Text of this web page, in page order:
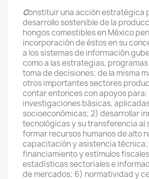
Constituir una acción estratégica
desarrollo sostenible de la
hongos comestibles en México
incorporación de éstos en su
a los sistemas de información
como a las estrategias,
toma de decisiones; de la misma
otros importantes sectores
contar entonces con apoyos para:
investigaciones básicas,
socioeconómicas; 2) desarrollar
tecnológicas y su transferencia al
formar recursos humanos de alto
capacitación y asistencia técnica;
financiamiento y estímulos
estadísticas sectoriales e
de mercados; 6) normatividad y